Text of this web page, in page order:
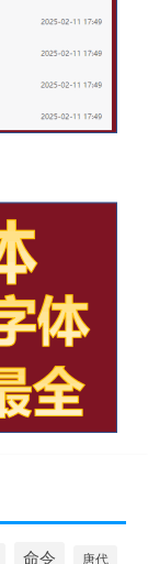
命令 唐代